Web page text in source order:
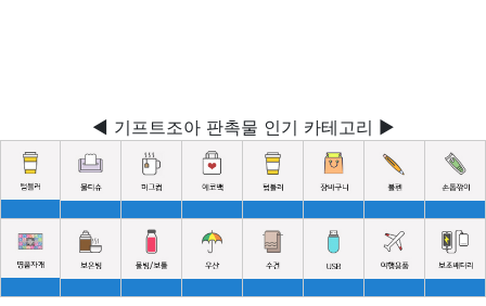
◀ 기프트조아 판촉물 인기 카테고리 ▶